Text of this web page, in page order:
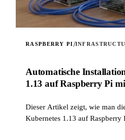
RASPBERRY PI/
Automatische
1.13 auf Raspberry Pi
Dieser Artikel zeigt, wie man
Kubernetes 1.13 auf Raspberry